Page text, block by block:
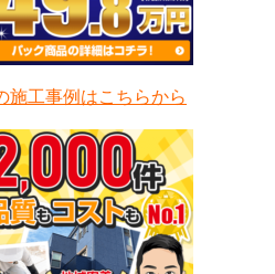
施工事例はこちらから